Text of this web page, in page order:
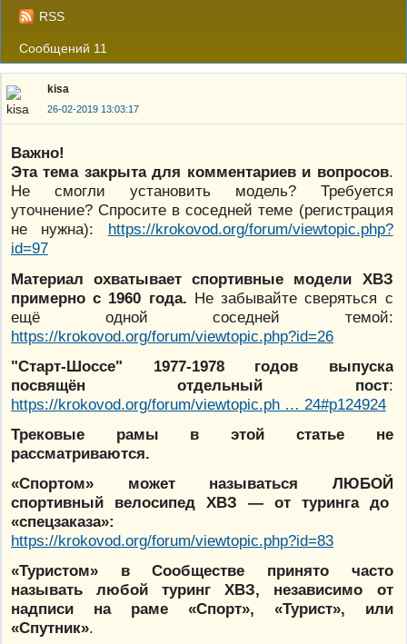
Вход
RSS
Сообщений 11
kisa
26-02-2019 13:03:17
Важно!
Эта тема закрыта для комментариев и вопросов.
Не смогли установить модель? Требуется
уточнение? Спросите в соседней теме (регистрация
не нужна): https://krokovod.org/forum/viewtopic.php?
id=97
Материал охватывает спортивные модели ХВЗ
примерно с 1960 года. Не забывайте сверяться с
ещё одной соседней темой:
https://krokovod.org/forum/viewtopic.php?id=26
"Старт-Шоссе" 1977-1978 годов выпуска
посвящён отдельный пост:
https://krokovod.org/forum/viewtopic.ph … 24#p124924
Трековые рамы в этой статье не
рассматриваются.
«Спортом» может называться ЛЮБОЙ
спортивный велосипед ХВЗ — от туринга до
«спецзаказа»:
https://krokovod.org/forum/viewtopic.php?id=83
«Туристом» в Сообществе принято часто
называть любой туринг ХВЗ, независимо от
надписи на раме «Спорт», «Турист», или
«Спутник».